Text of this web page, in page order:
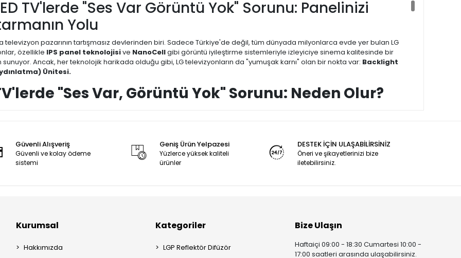
TV'lerde "Ses Var Görüntü Yok" Sorunu: Panelinizi
Yolu
televizyon pazarının tartışmasız devlerinden biri. Sadece Türkiye'de değil, tüm dünyada milyonlarca evde yer bulan LG
özellikle IPS panel teknolojisive NanoCellgibi görüntü iyileştirme sistemleriyle izleyiciye sinema kalitesinde bir
Ancak, her teknolojik harikada olduğu gibi, LG televizyonların da "yumuşak karnı" olan bir nokta var: Backlight
Ünitesi.
"Ses Var, Görüntü Yok" Sorunu: Neden Olur?
gibi bir dünya devi neden bu sorunu yaşatıyor?
Isı Yükü:
LG’nin ince ve şık tasarımları, LED barların ürettiği ısının panel içinde hapsolmasına neden olabilir. Zamanla bu
Teknoloji ile "Ekonomik ve Kalıcı" Çözüm
servislerden aldığı "panel arızası" teşhisi ve yüksek onarım ücretleri yüzünden televizyonunu çöpe atmayı veya çok
düşünüyor.Oysa panel arızası ile LED bar arızası birbirinden tamamen farklıdır.
Güvenli Alışveriş
Güvenli ve kolay ödeme
sistemi
Geniş Ürün Yelpazesi
Yüzlerce yüksek kaliteli
ürünler
DESTEK İÇİN ULAŞABİLİRSİNİZ
Öneri ve şikayetlerinizi bize
iletebilirsiniz.
Kurumsal
Hakkımızda
Kategoriler
LGP Reflektör Difüzör
Bize Ulaşın
Haftaiçi 09:00 - 18:30 Cumartesi 10:00 -
17:00 saatleri arasında ulaşabilirsiniz.